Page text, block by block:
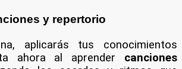
y repertorio
aplicarás tus conocimientos
ahora al aprender canciones